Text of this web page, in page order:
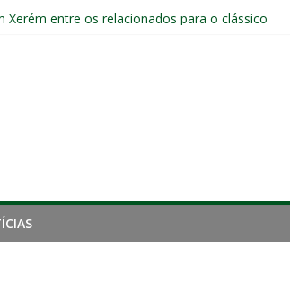
do Brasil
no Fluminense
e cobra arbitragem em lance de pancada: